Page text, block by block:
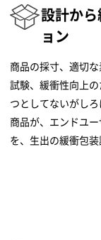
設計か
ョン
商品の採寸、適切
試験、緩衝性向上
つとしてないがし
商品が、エンドユ
を、生出の緩衝包装